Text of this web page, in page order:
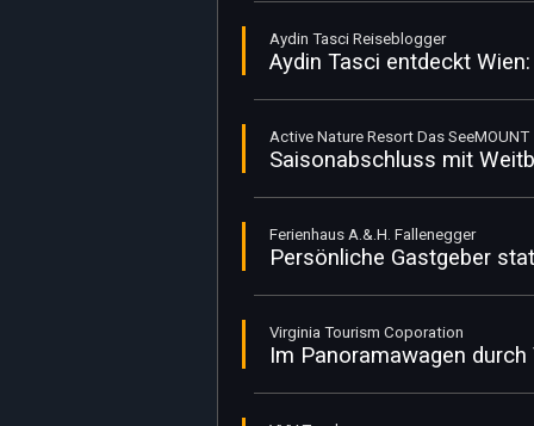
Aydin Tasci Reiseblogger
Aydin Tasci entdeckt
Active Nature Resort Das SeeMOUNT
Saisonabschluss mit
Ferienhaus A.&.H. Fallenegger
Persönliche Gastgeber
Virginia Tourism Coporation
Im Panoramawagen